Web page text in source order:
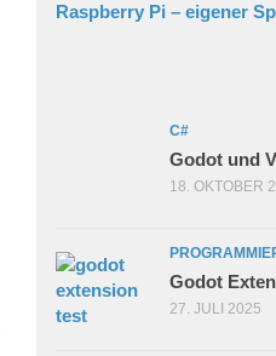
Raspberry Pi – eigener
C#
Godot und
18. OKTOBER
Godot
27. JULI 2025